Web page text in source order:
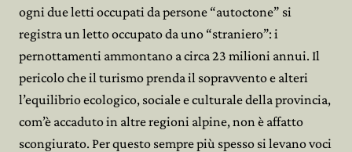
ogni due letti occupati da persone “autoctone” si
registra un letto occupato da uno “straniero”: i
pernottamenti ammontano a circa 23 milioni annui. Il
pericolo che il turismo prenda il sopravvento e alteri
l’equilibrio ecologico, sociale e culturale della provincia,
com’è accaduto in altre regioni alpine, non è affatto
scongiurato. Per questo sempre più spesso si levano voci